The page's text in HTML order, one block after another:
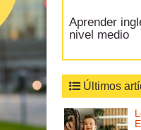
Aprender
nivel medio
Últimos